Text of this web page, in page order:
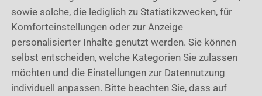
sowie solche, die lediglich zu Statistikzwecken, für
Komforteinstellungen oder zur Anzeige
personalisierter Inhalte genutzt werden. Sie können
selbst entscheiden, welche Kategorien Sie zulassen
möchten und die Einstellungen zur Datennutzung
individuell anpassen. Bitte beachten Sie, dass auf